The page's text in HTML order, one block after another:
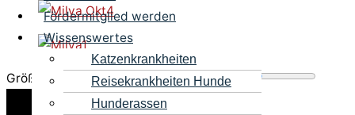
Fördermitglied werden
Wissenswertes
Katzenkrankheiten
Reisekrankheiten Hunde
Hunderassen
Größe des Videobereichs anpassen